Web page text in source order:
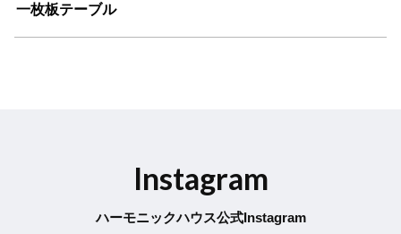
一枚板テーブル
Instagram
ハーモニックハウス公式Instagram